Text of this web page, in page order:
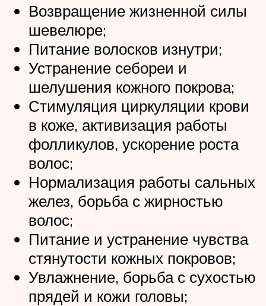
Возвращение жизненной силы
шевелюре;
Питание волосков изнутри;
Устранение себореи и
шелушения кожного покрова;
Стимуляция циркуляции крови
в коже, активизация работы
фолликулов, ускорение роста
волос;
Нормализация работы сальных
желез, борьба с жирностью
волос;
Питание и устранение чувства
стянутости кожных покровов;
Увлажнение, борьба с сухостью
прядей и кожи головы;